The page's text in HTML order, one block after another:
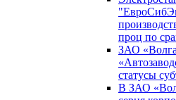
проц по
ЗАО
статусы
В ЗАО